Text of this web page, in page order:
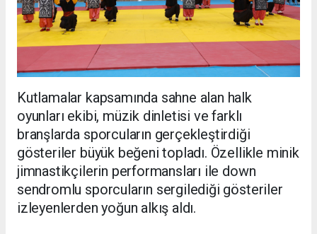
Kutlamalar kapsamında sahne alan halk
oyunları ekibi, müzik dinletisi ve farklı
branşlarda sporcuların gerçekleştirdiği
gösteriler büyük beğeni topladı. Özellikle minik
jimnastikçilerin performansları ile down
sendromlu sporcuların sergilediği gösteriler
izleyenlerden yoğun alkış aldı.